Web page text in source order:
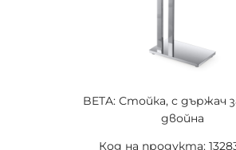
BETA: Стойка, с държач
двойна
Код на продукта: